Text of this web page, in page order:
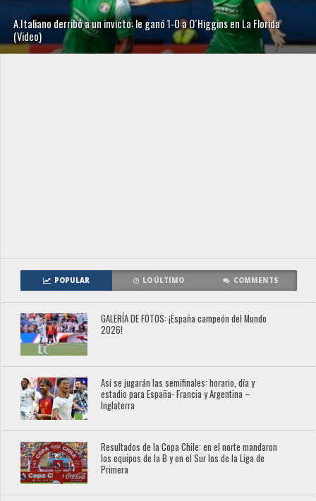
A.Italiano derribó a un invicto: le ganó 1-0 a O´Higgins en La Florida
(Video)
POPULAR LO ÚLTIMO COMMENTS
GALERÍA DE FOTOS: ¡España campeón del Mundo
2026!
Así se jugarán las semifinales: horario, día y
estadio para España- Francia y Argentina –
Inglaterra
Resultados de la Copa Chile: en el norte mandaron
los equipos de la B y en el Sur los de la Liga de
Primera